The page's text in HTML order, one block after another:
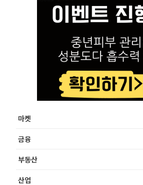
마켓
금융
부동산
산업